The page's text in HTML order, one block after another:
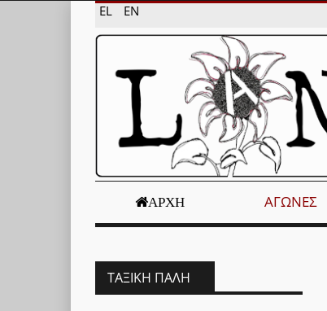
EL EN
ΑΡΧΉ ΑΓΏΝΕΣ
ΤΑΞΙΚΉ ΠΆΛΗ